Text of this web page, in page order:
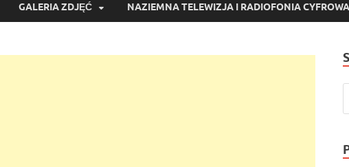
GALERIA ZDJĘĆ NAZIEMNA TELEWIZJA I RADIOFONIA CYFROWA